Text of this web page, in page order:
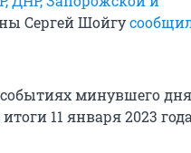
Сергей Шойгу
минувшего
11 января 2023